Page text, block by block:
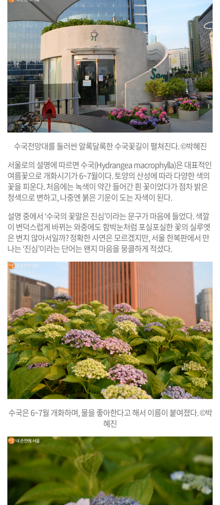
수국전망대를 둘러싼 알록달록한 수국꽃길이 펼쳐진다. ©박혜진
서울로의 설명에 따르면 수국(Hydrangea macrophylla)은 대표적인
여름꽃으로 개화시기가 6~7월이다. 토양의 산성에 따라 다양한 색의
꽃을 피운다. 처음에는 녹색이 약간 들어간 흰 꽃이었다가 점차 밝은
청색으로 변하고, 나중엔 붉은 기운이 도는 자색이 된다.
설명 중에서 ‘수국의 꽃말은 진심’이라는 문구가 마음에 들었다. 색깔
이 변덕스럽게 바뀌는 와중에도 함박눈처럼 포실포실한 꽃의 실루엣
은 변치 않아서일까? 정확한 사연은 모르겠지만, 서울 한복판에서 만
나는 ‘진심’이라는 단어는 왠지 마음을 뭉클하게 적셨다.
수국은 6~7월 개화하며, 물을 좋아한다고 해서 이름이 붙여졌다. ©박
혜진